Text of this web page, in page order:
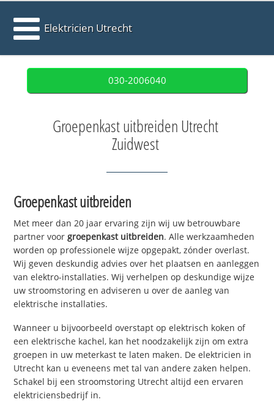
Elektricien Utrecht
030-2006040
Groepenkast uitbreiden Utrecht
Zuidwest
Groepenkast uitbreiden
Met meer dan 20 jaar ervaring zijn wij uw betrouwbare
partner voorgroepenkast uitbreiden. Alle werkzaamheden
worden op professionele wijze opgepakt, zónder overlast.
Wij geven deskundig advies over het plaatsen en aanleggen
van elektro-installaties. Wij verhelpen op deskundige wijze
uw stroomstoring en adviseren u over de aanleg van
elektrische installaties.
Wanneer u bijvoorbeeld overstapt op elektrisch koken of
een elektrische kachel, kan het noodzakelijk zijn om extra
groepen in uw meterkast te laten maken. De elektricien in
Utrecht kan u eveneens met tal van andere zaken helpen.
Schakel bij een stroomstoring Utrecht altijd een ervaren
elektriciensbedrijf in.